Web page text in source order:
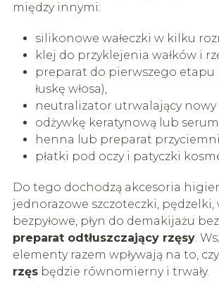
między innymi:
silikonowe wałeczki w kilku
klej do przyklejenia wałków i
preparat do pierwszego etapu
łuskę włosa),
neutralizator utrwalający nowy
odżywkę keratynową lub
henna lub preparat
płatki pod oczy i patyczki
Do tego dochodzą akcesoria
jednorazowe szczoteczki, pędzelki,
bezpyłowe, płyn do demakijażu
preparat odtłuszczający rzęsy.
elementy razem wpływają na to, czy
rzęsbędzie równomierny i trwały.